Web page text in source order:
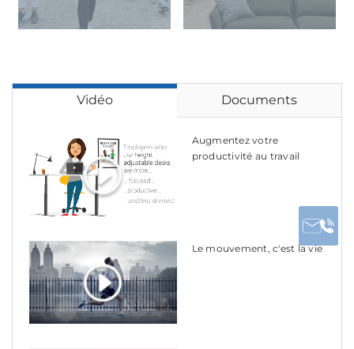
Vidéo Documents
Augmentez votre
productivité au travail
Le mouvement, c'est la vie